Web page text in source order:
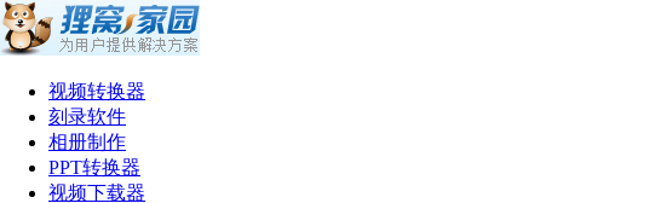
视频转换器
刻录软件
相册制作
PPT转换器
视频下载器